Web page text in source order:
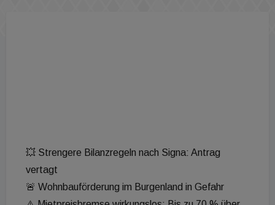
💥 Strengere Bilanzregeln nach Signa: Antrag
vertagt
🚨 Wohnbauförderung im Burgenland in Gefahr